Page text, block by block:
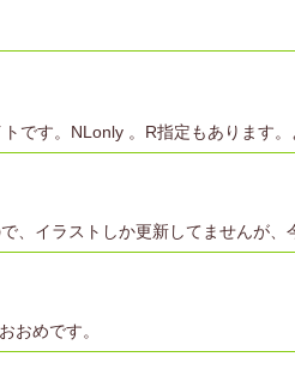
です。NLonly 。R指定もあります。
イラストしか更新してませんが
おめです。